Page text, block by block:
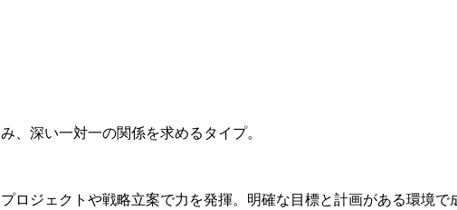
、深い一対一の関係を求めるタイプ。
ロジェクトや戦略立案で力を発揮。明確な目標と計画がある環境で